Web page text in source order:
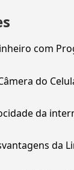
com
do
da
da